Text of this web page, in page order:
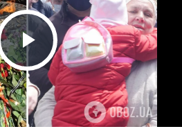
Play Video